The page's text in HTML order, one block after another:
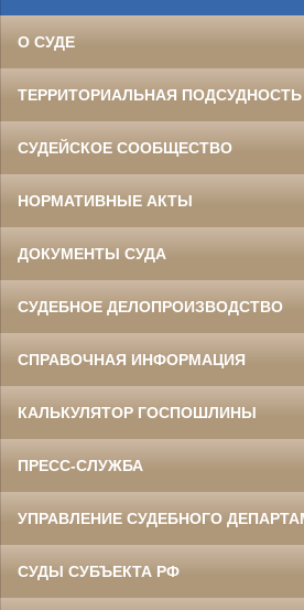
О СУДЕ
ТЕРРИТОРИАЛЬНАЯ ПОДСУДНОСТЬ
СУДЕЙСКОЕ СООБЩЕСТВО
НОРМАТИВНЫЕ АКТЫ
ДОКУМЕНТЫ СУДА
СУДЕБНОЕ ДЕЛОПРОИЗВОДСТВО
СПРАВОЧНАЯ ИНФОРМАЦИЯ
КАЛЬКУЛЯТОР ГОСПОШЛИНЫ
ПРЕСС-СЛУЖБА
УПРАВЛЕНИЕ СУДЕБНОГО
СУДЫ СУБЪЕКТА РФ